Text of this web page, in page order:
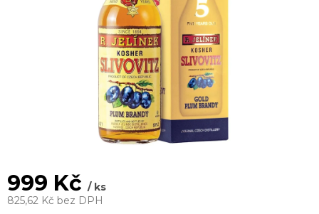
999 Kč/ ks
825,62 Kč bez DPH